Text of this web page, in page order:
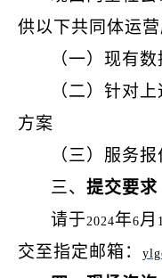
供以下共同体运营
（一）现有
（二）针对
方案
（三）服务
三、 提交要求
请于2024年6 月
交至指定邮箱：